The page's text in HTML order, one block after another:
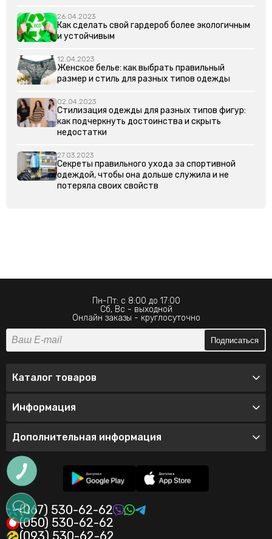
26.04.2023
Как сделать свой гардероб более экологичным
и устойчивым
12.04.2023
Женское белье: как выбрать правильный
размер и стиль для разных типов одежды
02.04.2023
Стилизация одежды для разных типов фигур:
как подчеркнуть достоинства и скрыть
недостатки
27.03.2023
Секреты правильного ухода за спортивной
одеждой, чтобы она дольше служила и не
потеряла своих свойств
Пн-Пт: с 8:00 до 17:00
Сб, Вс - выходной
Онлайн заказы - круглосуточно
Подписаться
Каталог товаров
Информация
Дополнительная информация
(067) 530-62-62
(050) 530-62-62
(093) 530-62-62
КНОПКА
ЗВ'ЯЗКУ